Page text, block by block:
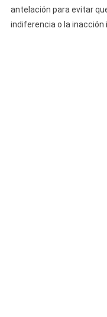
antelación para evitar
indiferencia o la inacción